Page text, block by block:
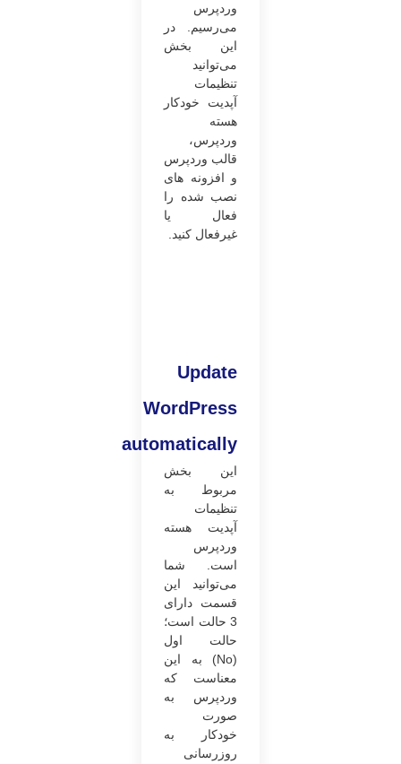
وردپرس
می‌رسیم. در
این بخش
می‌توانید
تنظیمات
آپدیت خودکار
هسته
وردپرس،
قالب وردپرس
و افزونه های
نصب شده را
فعال یا
غیرفعال کنید.
Update
WordPress
automatically
این بخش
مربوط به
تنظیمات
آپدیت هسته
وردپرس
است. شما
می‌توانید این
قسمت دارای
3 حالت است؛
حالت اول
(No) به این
معناست که
وردپرس به
صورت
خودکار به
روزرسانی